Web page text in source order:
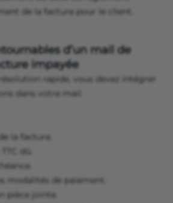
de la facture pour le client.
d’un mail de
impayée
rapide, vous devez intégrer
dans votre mail.
la facture.
dû.
modalités de paiement.
pièce jointe.